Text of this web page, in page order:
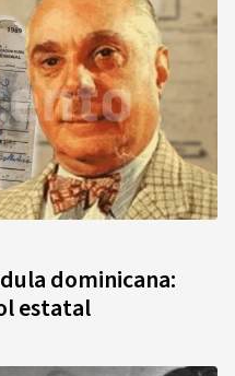
dominicana:
estatal